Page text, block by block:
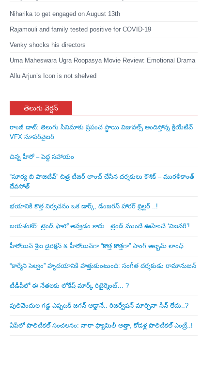
Niharika to get engaged on August 13th
Rajamouli and family tested positive for COVID-19
Venky shocks his directors
Uma Maheswara Ugra Roopasya Movie Review: Emotional Drama
Allu Arjun’s Icon is not shelved
తెలుగు వెర్షన్
రాంజీ డాట్: తెలుగు సినిమాకు ప్రపంచ స్థాయి విజువల్స్ అందిస్తోన్న క్రియేటివ్
VFX సూపర్‌వైజర్
చిన్న హీరో – పెద్ద సహాయం
“సూర్య బి పాజిటివ్” చిత్ర టీజర్ లాంచ్ చేసిన‌ దర్శకులు కౌశిక్ – మురళీకాంత్
దేవసోత్
భయానికి కొత్త నిర్వచనం ఒక డార్క్, డేంజరస్ హారర్ థ్రిల్లర్ ..!
జయశంకర్: ట్రెండ్‌ ఫాలో అవ్వడం కాదు.. ట్రెండ్‌ ముందే ఊహించే ‘విజనరీ’!
హీరోయిన్ శ్రీజ డైరెక్ష‌న్ & హీరోయిన్‌గా “కొత్త కొత్తగా” సాంగ్ ఆల్బమ్ లాంఛ్
“కార్మేని సెల్వం” హృదయానికి హత్తుకుంటుంది: సంగీత దర్శకుడు రామానుజన్
టీడీపీలో ఈ నేత‌ల‌కు లోకేష్ మార్క్ రిటైర్మెంట్‌… ?
పులివెందుల గ‌డ్డ ఎప్ప‌ట‌కీ జ‌గ‌న్ అడ్డానే.. రిజ‌ర్వేష‌న్ మార్చినా సీన్ లేదు..?
ఏపీలో పొలిటిక‌ల్ సంచ‌ల‌నం: నారా ఫ్యామిలీ అత్తా, కోడ‌ళ్ల పొలిటికల్ ఎంట్రీ..!